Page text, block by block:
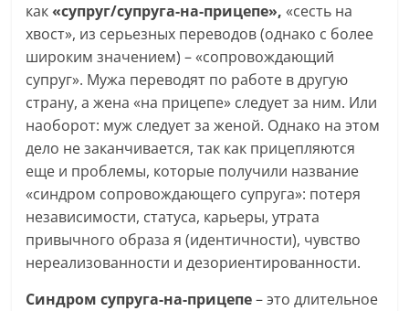
как«супруг/супруга-на-прицепе», «сесть на
хвост», из серьезных переводов (однако с более
широким значением) – «сопровождающий
супруг». Мужа переводят по работе в другую
страну, а жена «на прицепе» следует за ним. Или
наоборот: муж следует за женой. Однако на этом
дело не заканчивается, так как прицепляются
еще и проблемы, которые получили название
«синдром сопровождающего супруга»: потеря
независимости, статуса, карьеры, утрата
привычного образа я (идентичности), чувство
нереализованности и дезориентированности.
Синдром супруга-на-прицепе– это длительное